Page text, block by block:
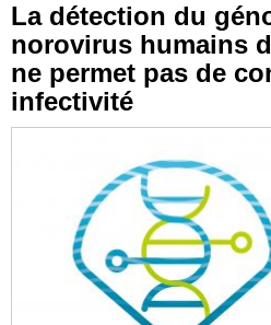
La détection du
norovirus humains
ne permet pas de
infectivité